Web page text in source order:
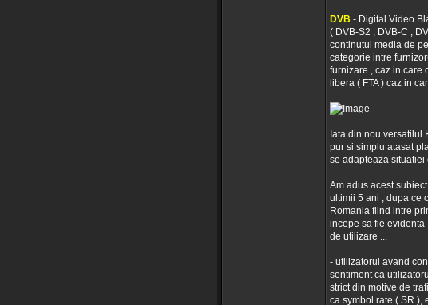
DVB - Digital Video
( DVB-S2 , DVB-C ,
continutul media de
categorie intre
furnizare , caz in care
libera ( FTA ) caz in
Iata din nou versatilul
pur si simplu atasat
se adapteaza situatiei
Am adus acest
ultimii 5 ani , dupa ce
Romania fiind intre
incepe sa fie evidenta
de utilizare ...
- utilizatorul avand
sentiment ca
strict din motive de
ca symbol rate ( SR ),